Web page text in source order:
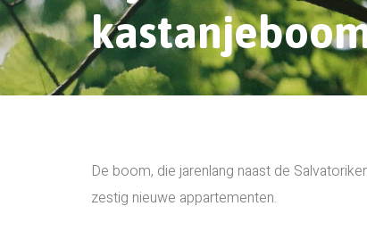
De boom, die jarenlang naast de
zestig nieuwe appartementen.